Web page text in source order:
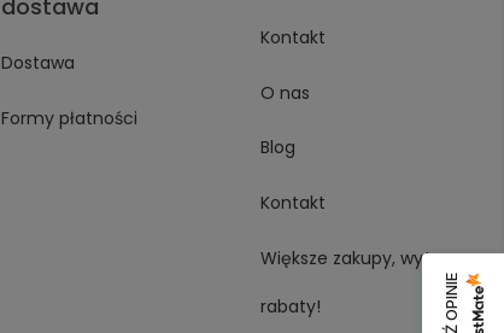
dostawa
Dostawa
Formy płatności
Kontakt
O nas
Blog
Kontakt
Większe zakupy, wyższe
rabaty!